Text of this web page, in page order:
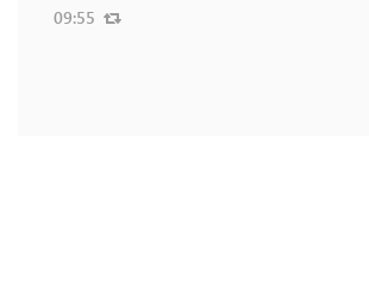
09:55